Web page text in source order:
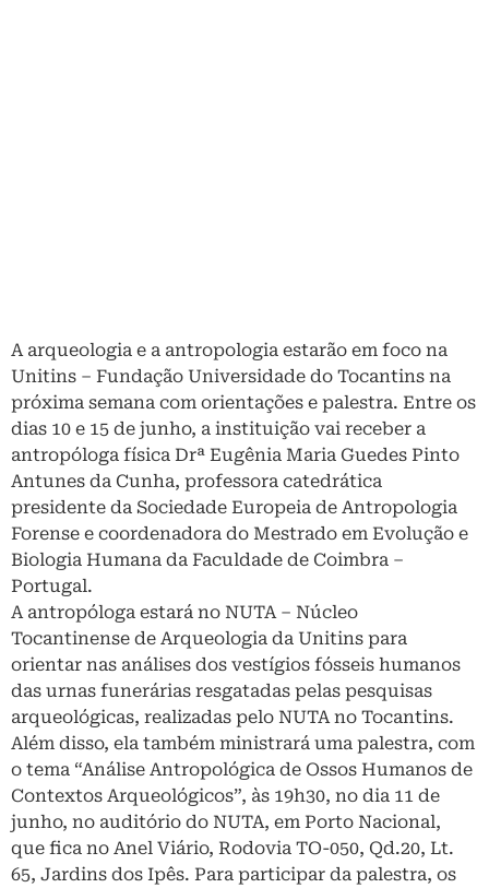
A arqueologia e a antropologia estarão em foco na
Unitins – Fundação Universidade do Tocantins na
próxima semana com orientações e palestra. Entre os
dias 10 e 15 de junho, a instituição vai receber a
antropóloga física Drª Eugênia Maria Guedes Pinto
Antunes da Cunha, professora catedrática
presidente da Sociedade Europeia de Antropologia
Forense e coordenadora do Mestrado em Evolução e
Biologia Humana da Faculdade de Coimbra –
Portugal.
A antropóloga estará no NUTA – Núcleo
Tocantinense de Arqueologia da Unitins para
orientar nas análises dos vestígios fósseis humanos
das urnas funerárias resgatadas pelas pesquisas
arqueológicas, realizadas pelo NUTA no Tocantins.
Além disso, ela também ministrará uma palestra, com
o tema “Análise Antropológica de Ossos Humanos de
Contextos Arqueológicos”, às 19h30, no dia 11 de
junho, no auditório do NUTA, em Porto Nacional,
que fica no Anel Viário, Rodovia TO-050, Qd.20, Lt.
65, Jardins dos Ipês. Para participar da palestra, os